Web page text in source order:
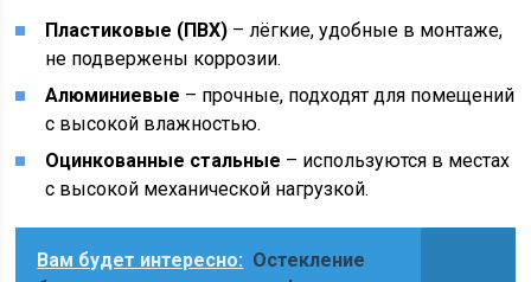
Пластиковые (ПВХ) – лёгкие, удобные в монтаже,
не подвержены коррозии.
Алюминиевые – прочные, подходят для помещений
с высокой влажностью.
Оцинкованные стальные – используются в местах
с высокой механической нагрузкой.
Вам будет интересно: Остекление